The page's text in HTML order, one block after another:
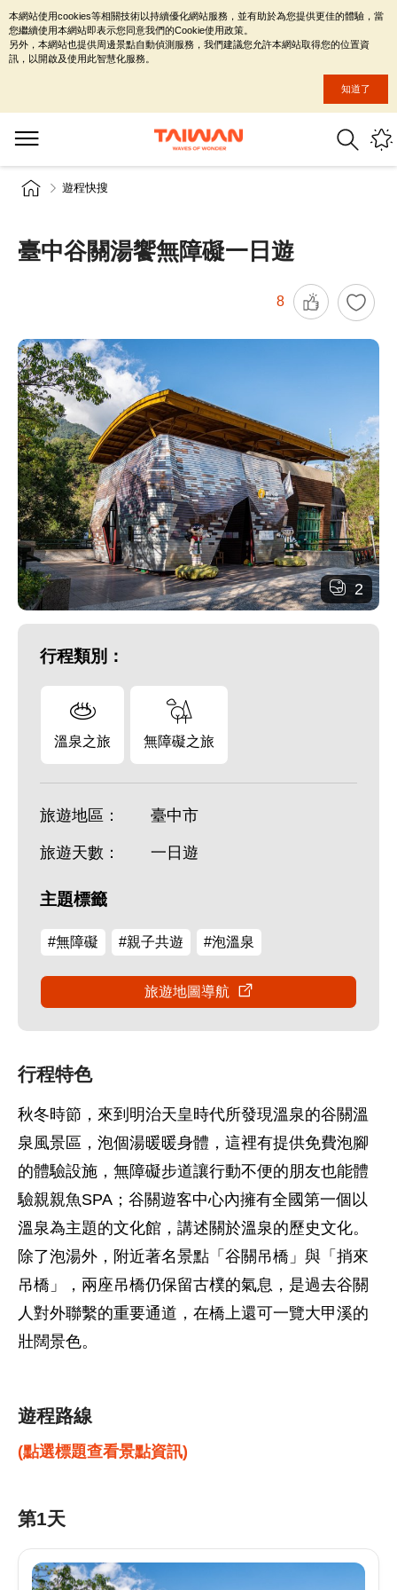
遊程快搜
臺中谷關湯饗無障礙一日遊
8
2
行程類別：
溫泉之旅 無障礙之旅
旅遊地區： 臺中市
旅遊天數： 一日遊
主題標籤
#無障礙 #親子共遊 #泡溫泉
旅遊地圖導航
行程特色
秋冬時節，來到明治天皇時代所發現溫泉的谷關溫
泉風景區，泡個湯暖暖身體，這裡有提供免費泡腳
的體驗設施，無障礙步道讓行動不便的朋友也能體
驗親親魚SPA；谷關遊客中心內擁有全國第一個以
溫泉為主題的文化館，講述關於溫泉的歷史文化。
除了泡湯外，附近著名景點「谷關吊橋」與「捎來
吊橋」，兩座吊橋仍保留古樸的氣息，是過去谷關
人對外聯繫的重要通道，在橋上還可一覽大甲溪的
壯闊景色。
遊程路線
(點選標題查看景點資訊)
第1天
本網站使用cookies等相關技術以持續優化網站服務，並有助於為您提供更佳的體驗，當
您繼續使用本網站即表示您同意我們的Cookie使用政策。
另外，本網站也提供周邊景點自動偵測服務，我們建議您允許本網站取得您的位置資
訊，以開啟及使用此智慧化服務。
知道了